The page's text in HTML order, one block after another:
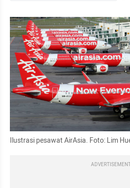
Ilustrasi pesawat AirAsia. Foto: Lim